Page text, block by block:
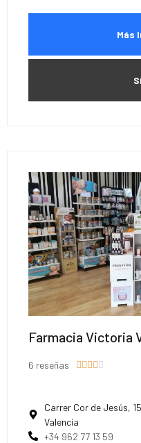
Más
Farmacia Victoria
6 reseñas 
Carrer Cor de Jesús,
Valencia
+34 962 77 13 59